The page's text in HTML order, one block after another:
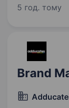
Claude,
5 год. тому
Brand